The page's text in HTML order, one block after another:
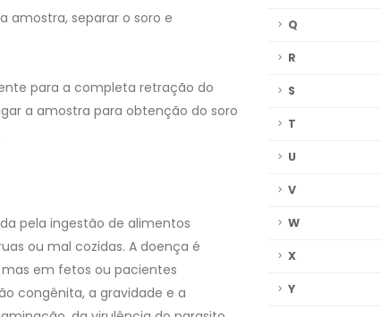
amostra, separar o soro e
para a completa retração do
a amostra para obtenção do soro
pela ingestão de alimentos
ou mal cozidas. A doença é
em fetos ou pacientes
congênita, a gravidade e a
Q
R
S
T
U
V
W
X
Y